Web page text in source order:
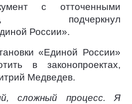
с отточенными
подчеркнул
России».
«Единой России»
в законопроектах,
Медведев.
сложный процесс. Я